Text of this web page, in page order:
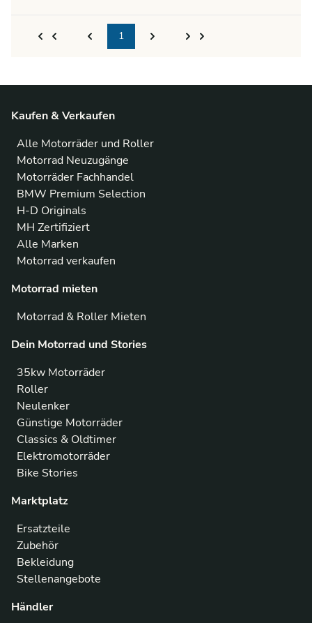
1
Kaufen & Verkaufen
Alle Motorräder und Roller
Motorrad Neuzugänge
Motorräder Fachhandel
BMW Premium Selection
H-D Originals
MH Zertifiziert
Alle Marken
Motorrad verkaufen
Motorrad mieten
Motorrad & Roller Mieten
Dein Motorrad und Stories
35kw Motorräder
Roller
Neulenker
Günstige Motorräder
Classics & Oldtimer
Elektromotorräder
Bike Stories
Marktplatz
Ersatzteile
Zubehör
Bekleidung
Stellenangebote
Händler